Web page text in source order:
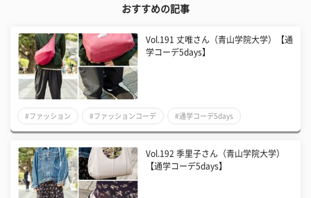
おすすめの記事
Vol.191 丈唯さん（青山学院大学）【通
学コーデ5days】
#ファッション #ファッションコーデ #通学コーデ5days
Vol.192 季里子さん（青山学院大学）
【通学コーデ5days】